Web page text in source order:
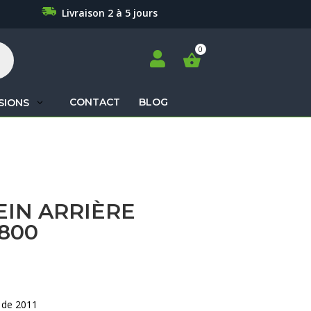
Livraison 2 à 5 jours

CONTACT BLOG
ARRIÈRE
2011